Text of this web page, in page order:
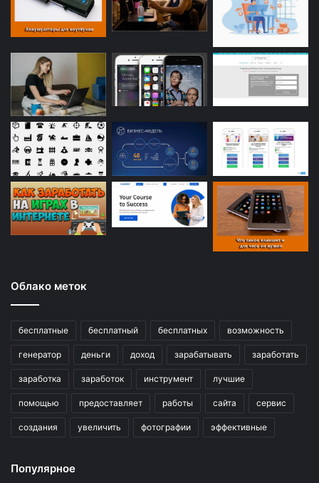
Облако меток
бесплатные бесплатный бесплатных возможность
генератор деньги доход зарабатывать заработать
заработка заработок инструмент лучшие
помощью предоставляет работы сайта сервис
создания увеличить фотографии эффективные
Популярное